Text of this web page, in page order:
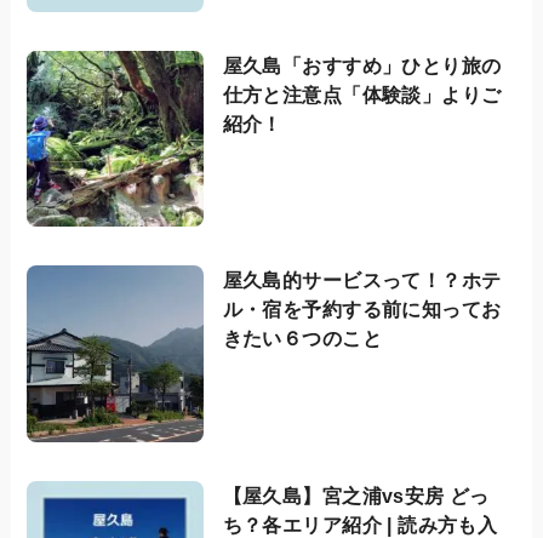
屋久島「おすすめ」ひとり旅の
仕方と注意点「体験談」よりご
紹介！
屋久島的サービスって！？ホテ
ル・宿を予約する前に知ってお
きたい６つのこと
【屋久島】宮之浦vs安房 どっ
ち？各エリア紹介 | 読み方も入